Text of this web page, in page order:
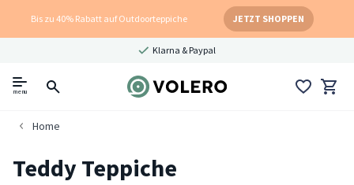
Bis zu 40% Rabatt auf Outdoorteppiche JETZT SHOPPEN
Klarna & Paypal
menu
Home
Teddy Teppiche